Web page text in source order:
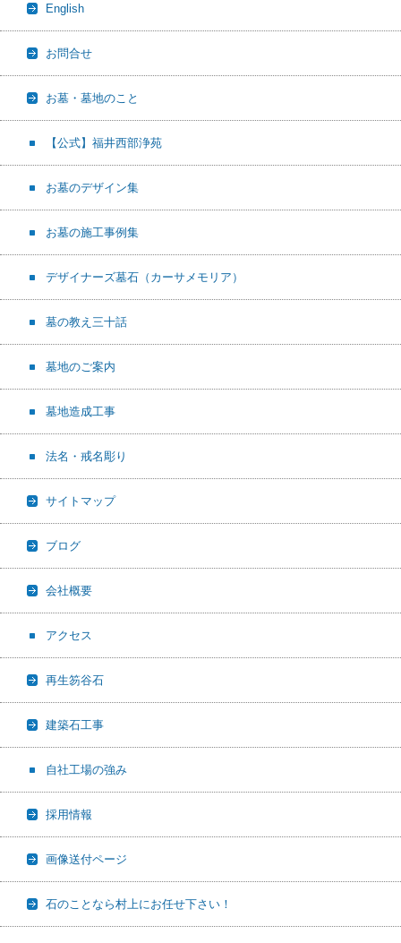
English
お問合せ
お墓・墓地のこと
【公式】福井西部浄苑
お墓のデザイン集
お墓の施工事例集
デザイナーズ墓石（カーサメモリア）
墓の教え三十話
墓地のご案内
墓地造成工事
法名・戒名彫り
サイトマップ
ブログ
会社概要
アクセス
再生笏谷石
建築石工事
自社工場の強み
採用情報
画像送付ページ
石のことなら村上にお任せ下さい！